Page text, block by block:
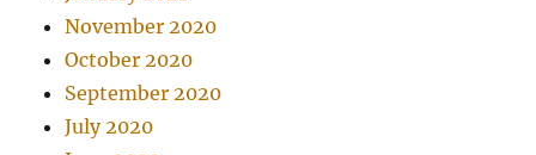
November 2020
October 2020
September 2020
July 2020